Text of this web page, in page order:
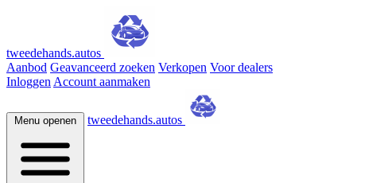
tweedehands.autos
Aanbod Geavanceerd zoeken Verkopen Voor dealers
Inloggen Account aanmaken
Menu openen tweedehands.autos